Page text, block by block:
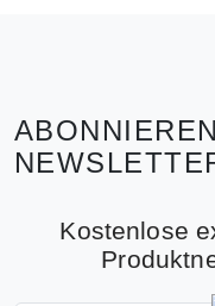
Kostenlose